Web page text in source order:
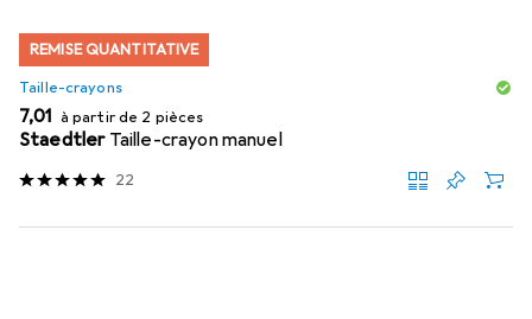
REMISE QUANTITATIVE
Taille-crayons
EUR
7,01 à partir de 2 pièces
Staedtler Taille-crayon manuel
22